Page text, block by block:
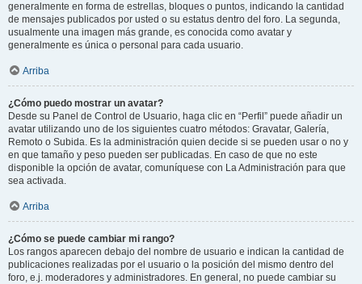
generalmente en forma de estrellas, bloques o puntos, indicando la cantidad
de mensajes publicados por usted o su estatus dentro del foro. La segunda,
usualmente una imagen más grande, es conocida como avatar y
generalmente es única o personal para cada usuario.
Arriba
¿Cómo puedo mostrar un avatar?
Desde su Panel de Control de Usuario, haga clic en “Perfil” puede añadir un
avatar utilizando uno de los siguientes cuatro métodos: Gravatar, Galería,
Remoto o Subida. Es la administración quien decide si se pueden usar o no y
en que tamaño y peso pueden ser publicadas. En caso de que no este
disponible la opción de avatar, comuníquese con La Administración para que
sea activada.
Arriba
¿Cómo se puede cambiar mi rango?
Los rangos aparecen debajo del nombre de usuario e indican la cantidad de
publicaciones realizadas por el usuario o la posición del mismo dentro del
foro, e.j. moderadores y administradores. En general, no puede cambiar su